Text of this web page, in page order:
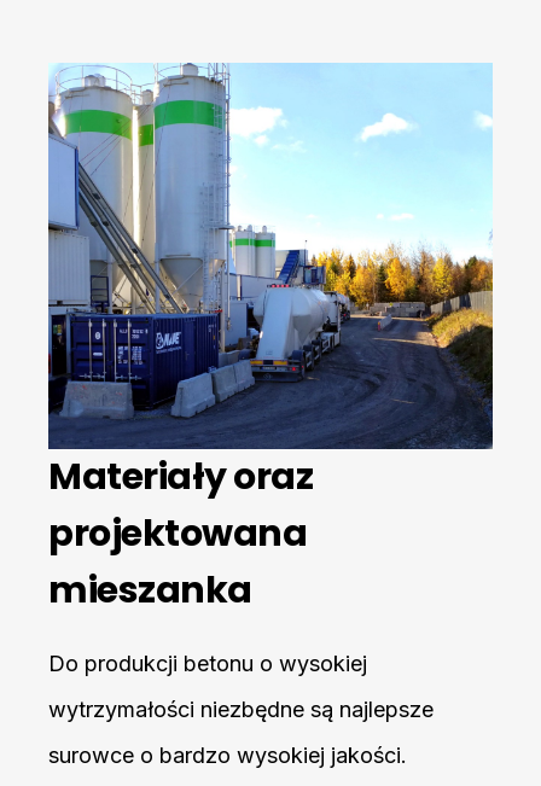
Materiały oraz
projektowana
mieszanka
Do produkcji betonu o wysokiej
wytrzymałości niezbędne są najlepsze
surowce o bardzo wysokiej jakości.